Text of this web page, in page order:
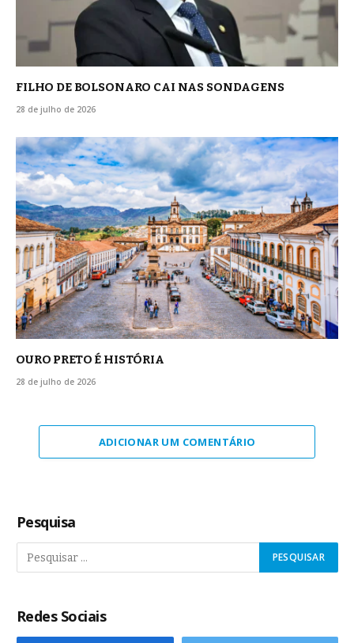
FILHO DE BOLSONARO CAI NAS SONDAGENS
28 de julho de 2026
OURO PRETO É HISTÓRIA
28 de julho de 2026
ADICIONAR UM COMENTÁRIO
Pesquisa
Redes Sociais